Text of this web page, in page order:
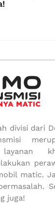
divisi dari
matic.
juga!